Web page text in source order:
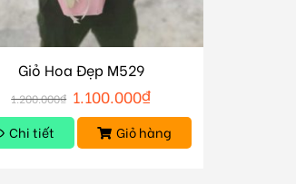
Giỏ Hoa Đẹp M529
1.200.000₫ 1.100.000₫
Chi tiết Giỏ hàng